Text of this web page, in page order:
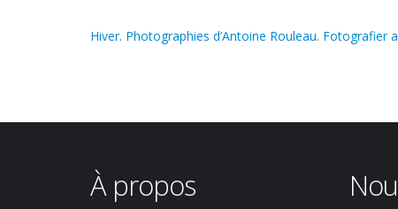
Hiver. Photographies d’Antoine Rouleau.
À propos